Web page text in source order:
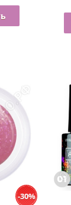
-30%